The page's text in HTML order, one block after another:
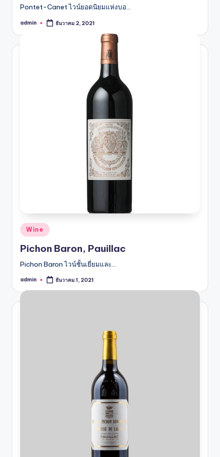
Pontet-Canet ไวน์ยอดนิยมแห่งบอ…
Posted
admin ธันวาคม 2, 2021
Posted
in
Wine
Pichon Baron, Pauillac
Pichon Baron ไวน์ชั้นเยี่ยมและ…
Posted
admin ธันวาคม 1, 2021